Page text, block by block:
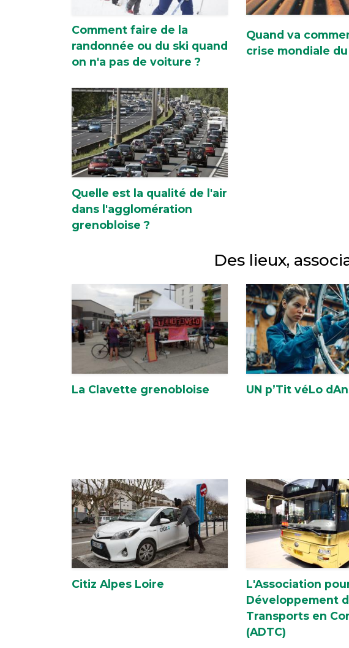
Comment faire de la
randonnée ou du ski quand
on n'a pas de voiture ?
Quand va
crise mondiale
Quelle est la qualité de l'air
dans l'agglomération
grenobloise ?
Des lieux,
La Clavette grenobloise UN p’Tit véLo
Citiz Alpes Loire
L'Association
Développement
Transports en
(ADTC)